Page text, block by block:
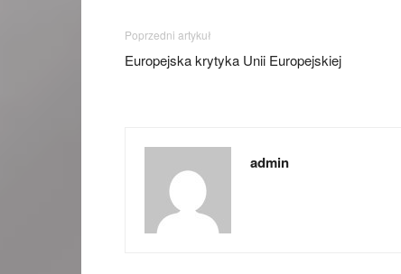
Poprzedni artykuł
Europejska krytyka Unii Europejskiej
admin